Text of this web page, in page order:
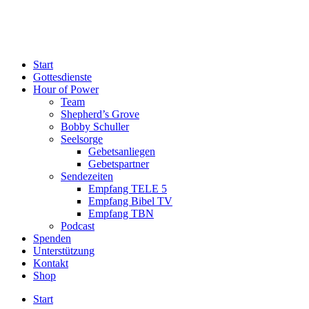
Start
Gottesdienste
Hour of Power
Team
Shepherd’s Grove
Bobby Schuller
Seelsorge
Gebetsanliegen
Gebetspartner
Sendezeiten
Empfang TELE 5
Empfang Bibel TV
Empfang TBN
Podcast
Spenden
Unterstützung
Kontakt
Shop
Start